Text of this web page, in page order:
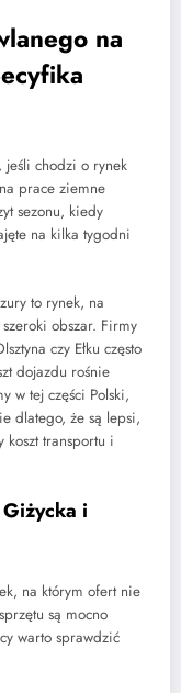
na
jeśli chodzi o rynek
prace ziemne
sezonu, kiedy
na kilka tygodni
to rynek, na
obszar. Firmy
czy Ełku często
dojazdu rośnie
w tej części Polski,
dlatego, że są lepsi,
koszt transportu i
i
na którym ofert nie
są mocno
warto sprawdzić